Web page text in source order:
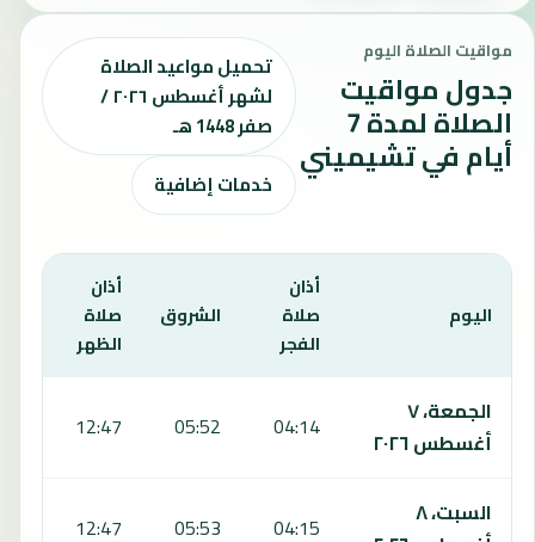
مواقيت الصلاة اليوم
جدول مواقيت
الصلاة لمدة 7
أيام في تشيميني
تحميل مواعيد الصلاة
لشهر أغسطس ٢٠٢٦ /
صفر 1448 هـ
خدمات إضافية
اليوم
أذان
صلاة
الفجر
الشروق
أذان
صلاة
الظهر
الجمعة، ٧
أغسطس ٢٠٢٦
04:14
05:52
12:47
السبت، ٨
04:15
05:53
12:47